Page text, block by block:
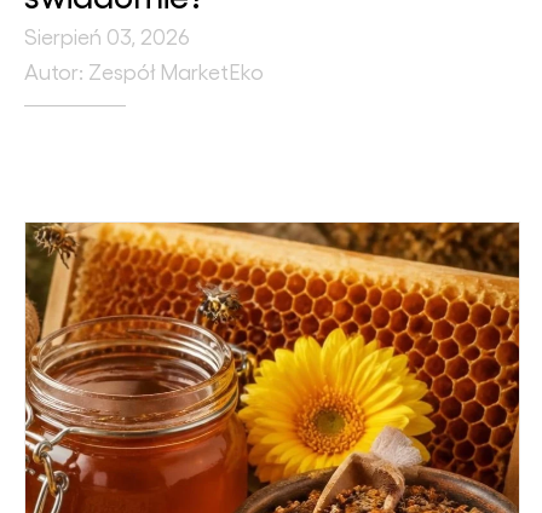
Sierpień 03, 2026
Autor: Zespół MarketEko